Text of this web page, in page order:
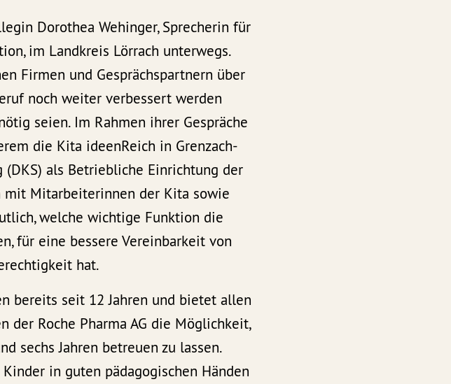
Dorothea Wehinger, Sprecherin für
im Landkreis Lörrach unterwegs.
Firmen und Gesprächspartnern über
noch weiter verbessert werden
seien. Im Rahmen ihrer Gespräche
die Kita ideenReich in Grenzach-
als Betriebliche Einrichtung der
mit Mitarbeiterinnen der Kita sowie
welche wichtige Funktion die
für eine bessere Vereinbarkeit von
hat.
bereits seit 12 Jahren und bietet allen
der Roche Pharma AG die Möglichkeit,
sechs Jahren betreuen zu lassen.
Kinder in guten pädagogischen Händen